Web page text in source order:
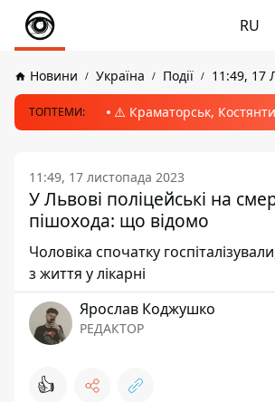
RU
Новини Україна Події 11:49, 17
ТОПТЕМИ: ⚠️ Краматорськ,
11:49, 17 листопада 2023
У Львові поліцейські на
пішохода: що відомо
Чоловіка спочатку
з життя у лікарні
Ярослав Коджушко
РЕДАКТОР
👍